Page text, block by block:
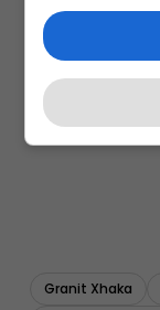
Granit Xhaka